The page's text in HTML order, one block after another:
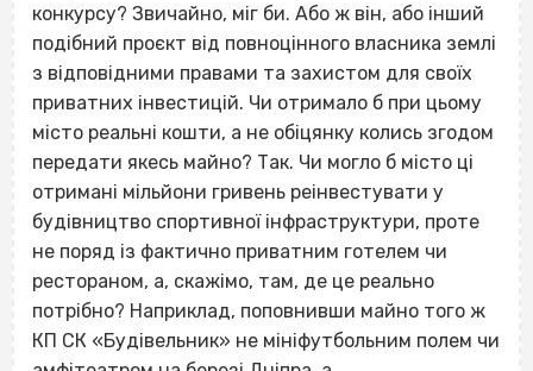
конкурсу? Звичайно, міг би. Або ж він, або інший
подібний проєкт від повноцінного власника землі
з відповідними правами та захистом для своїх
приватних інвестицій. Чи отримало б при цьому
місто реальні кошти, а не обіцянку колись згодом
передати якесь майно? Так. Чи могло б місто ці
отримані мільйони гривень реінвестувати у
будівництво спортивної інфраструктури, проте
не поряд із фактично приватним готелем чи
рестораном, а, скажімо, там, де це реально
потрібно? Наприклад, поповнивши майно того ж
КП СК «Будівельник» не мініфутбольним полем чи